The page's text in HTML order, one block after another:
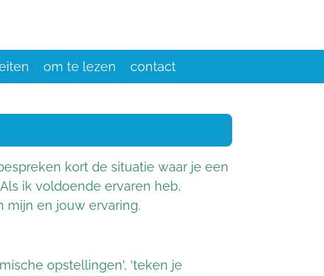
om te lezen contact
kort de situatie waar je een
ik voldoende ervaren heb,
mijn en jouw ervaring.
opstellingen', 'teken je